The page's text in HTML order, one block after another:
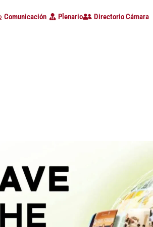
Comunicación Plenario Directorio Cámara
de empresas en la primera edición